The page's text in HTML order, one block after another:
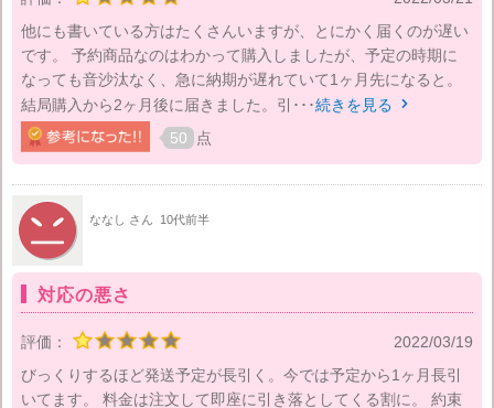
他にも書いている方はたくさんいますが、とにかく届くのが遅い
です。 予約商品なのはわかって購入しましたが、予定の時期に
なっても音沙汰なく、急に納期が遅れていて1ヶ月先になると。
結局購入から2ヶ月後に届きました。引･･･続きを見る 
50 点
ななし さん 10代前半
対応の悪さ
評価：
2022/03/19
びっくりするほど発送予定が長引く。今では予定から1ヶ月長引
いてます。 料金は注文して即座に引き落としてくる割に。 約束